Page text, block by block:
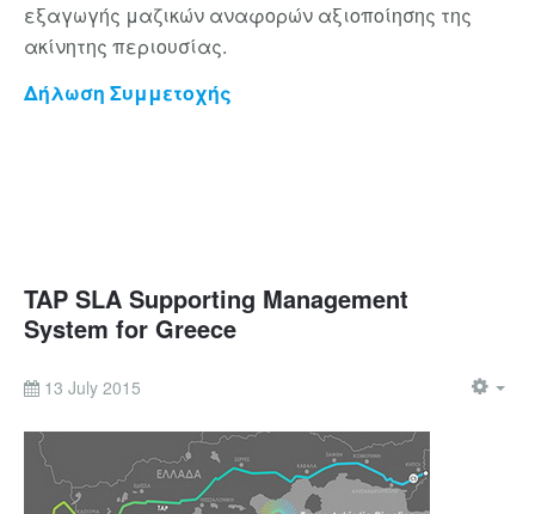
εξαγωγής μαζικών αναφορών αξιοποίησης της
ακίνητης περιουσίας.
Δήλωση Συμμετοχής
TAP SLA Supporting Management
System for Greece
13 July 2015